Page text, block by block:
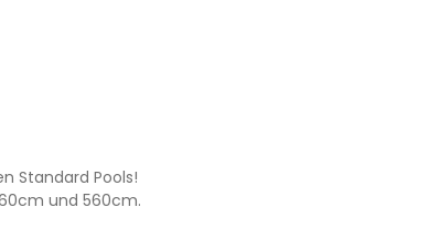
Standard Pools!
und 560cm.